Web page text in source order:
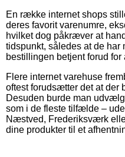
En række internet shops
deres favorit varenumre,
hvilket dog påkræver at
tidspunkt, således at de har
bestillingen betjent forud
Flere internet varehuse
oftest forudsætter det at der
Desuden burde man
som i de fleste tilfælde –
Næstved, Frederiksværk
dine produkter til et